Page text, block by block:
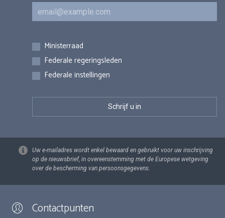
E-mail
Inschrijvingen
Ministerraad
Federale regeringsleden
Federale instellingen
Uw e-mailadres wordt enkel bewaard en gebruikt voor uw inschrijving
op de nieuwsbrief, in overeenstemming met de Europese wetgeving
over de bescherming van persoonsgegevens.
Contactpunten